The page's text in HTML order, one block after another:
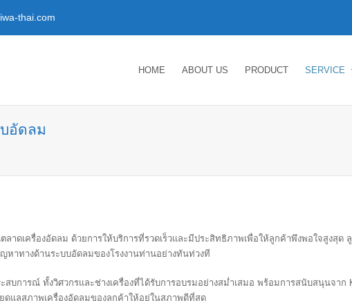
thai.com
HOME ABOUT US PRODUCT SERVICE
อัดลม
าดเครื่องอัดลม ด้วยการให้บริการที่รวดเร็วและมีประสิทธิภาพเพื่อให้ลูกค้าพึงพอใจสูงสุ
หาทางด้านระบบอัดลมของโรงงานท่านอย่างทันท่วงที
บการณ์ ทั้งวิศวกรและช่างเครื่องที่ได้รับการอบรมอย่างสม่ำเสมอ พร้อมการสนับสนุนจาก
ดูแลสภาพเครื่องอัดลมของลูกค้าให้อยู่ในสภาพดีที่สุด